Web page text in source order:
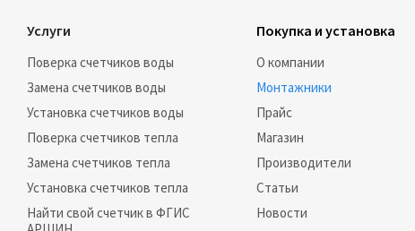
Услуги
Поверка счетчиков воды
Замена счетчиков воды
Установка счетчиков воды
Поверка счетчиков тепла
Замена счетчиков тепла
Установка счетчиков тепла
Найти свой счетчик в ФГИС
Покупка и установка
О компании
Монтажники
Прайс
Магазин
Производители
Статьи
Новости